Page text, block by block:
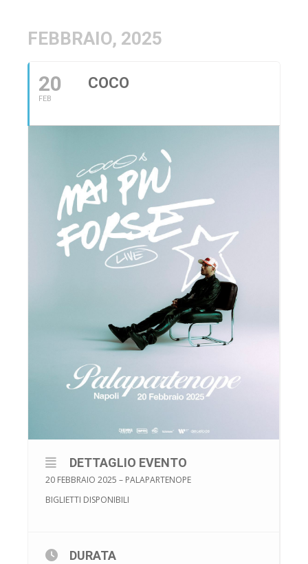
FEBBRAIO, 2025
20
FEB
COCO
DETTAGLIO EVENTO
20 FEBBRAIO 2025 – PALAPARTENOPE
BIGLIETTI DISPONIBILI
DURATA